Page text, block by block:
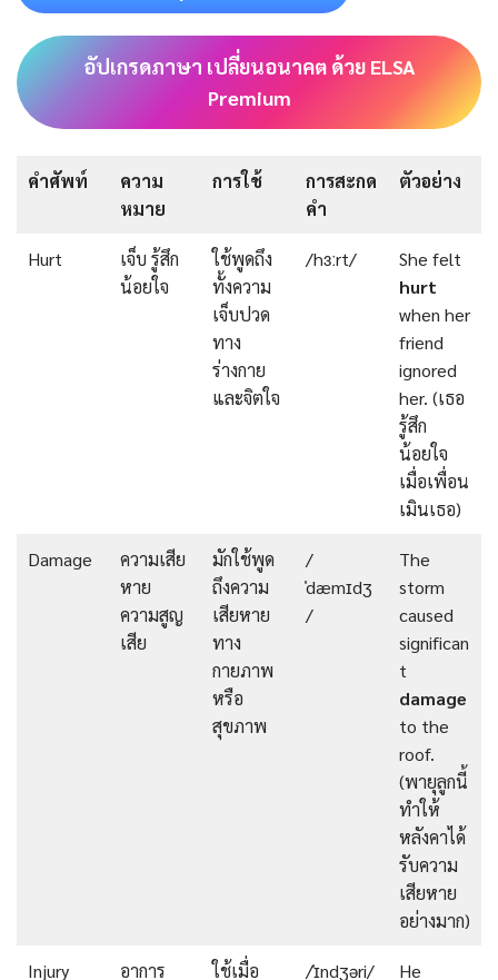
อัปเกรดภาษา เปลี่ยนอนาคต ด้วย ELSA
Premium
คำศัพท์
ความ
หมาย
การใช้
การสะกด
คำ
ตัวอย่าง
Hurt
เจ็บ รู้สึก
น้อยใจ
ใช้พูดถึง
ทั้งความ
เจ็บปวด
ทาง
ร่างกาย
และจิตใจ
/hɜːrt/
She felt
hurt
when her
friend
ignored
her. (เธอ
รู้สึก
น้อยใจ
เมื่อเพื่อน
เมินเธอ)
Damage
ความเสีย
หาย
ความสูญ
เสีย
มักใช้พูด
ถึงความ
เสียหาย
ทาง
กายภาพ
หรือ
สุขภาพ
/
ˈdæmɪdʒ
/
The
storm
caused
significan
t
damage
to the
roof.
(พายุลูกนี้
ทำให้
หลังคาได้
รับความ
เสียหาย
อย่างมาก)
Injury อาการ ใช้เมื่อ /ˈɪndʒəri/ He